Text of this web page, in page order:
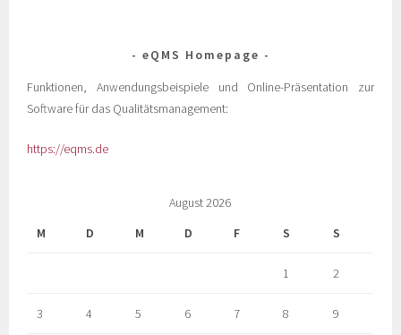
eQMS Homepage
Funktionen, Anwendungsbeispiele und Online-Präsentation zur
Software für das Qualitätsmanagement:
https://eqms.de
August 2026
M
D M D F S S
1 2
3 4 5 6 7 8 9